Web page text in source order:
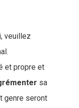
veuillez
et propre et
sa
genre seront